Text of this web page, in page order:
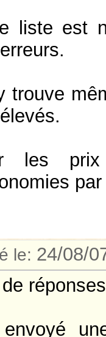
liste est
trouve
les
le: 24/08/